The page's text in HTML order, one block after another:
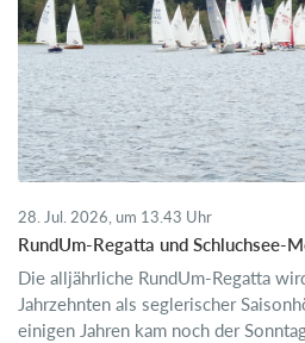
28. Jul. 2026, um 13.43 Uhr
RundUm-Regatta und Schluchsee-
Die alljährliche RundUm-Regatta
Jahrzehnten als seglerischer
einigen Jahren kam noch der